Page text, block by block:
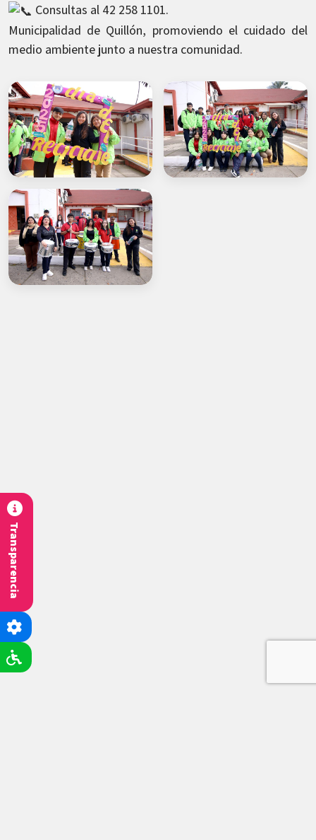
Transparencia
Consultas al 42 258 1101.
Municipalidad de Quillón, promoviendo el cuidado del
medio ambiente junto a nuestra comunidad.